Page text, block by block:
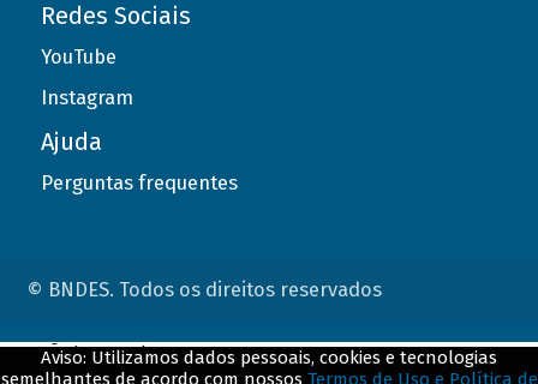
Redes Sociais
YouTube
Instagram
Ajuda
Perguntas frequentes
© BNDES. Todos os direitos reservados
Aviso: Utilizamos dados pessoais, cookies e tecnologias
semelhantes de acordo com nossos Termos de Uso e Política de
ConteÃºdo complementar